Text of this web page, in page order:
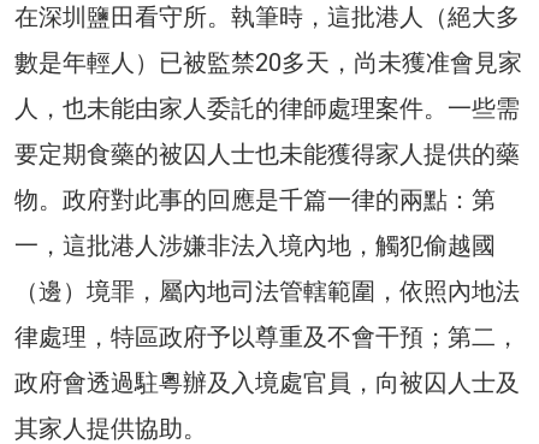
在深圳鹽田看守所。執筆時，這批港人（絕大多
數是年輕人）已被監禁20多天，尚未獲准會見家
人，也未能由家人委託的律師處理案件。一些需
要定期食藥的被囚人士也未能獲得家人提供的藥
物。政府對此事的回應是千篇一律的兩點：第
一，這批港人涉嫌非法入境內地，觸犯偷越國
（邊）境罪，屬內地司法管轄範圍，依照內地法
律處理，特區政府予以尊重及不會干預；第二，
政府會透過駐粵辦及入境處官員，向被囚人士及
其家人提供協助。